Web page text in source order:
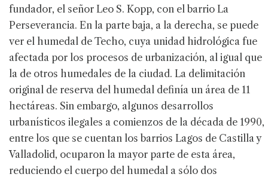
fundador, el señor Leo S. Kopp, con el barrio La
Perseverancia. En la parte baja, a la derecha, se puede
ver el humedal de Techo, cuya unidad hidrológica fue
afectada por los procesos de urbanización, al igual que
la de otros humedales de la ciudad. La delimitación
original de reserva del humedal definía un área de 11
hectáreas. Sin embargo, algunos desarrollos
urbanísticos ilegales a comienzos de la década de 1990,
entre los que se cuentan los barrios Lagos de Castilla y
Valladolid, ocuparon la mayor parte de esta área,
reduciendo el cuerpo del humedal a sólo dos